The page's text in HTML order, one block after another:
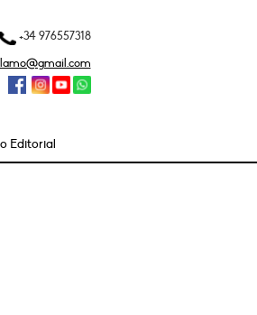
+34 976557318
Editorial